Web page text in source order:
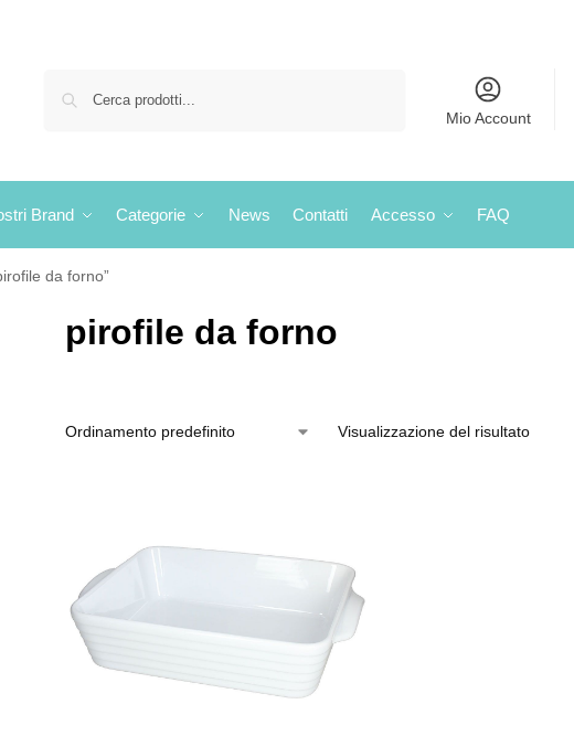
Mio Account
Brand Categorie News Contatti Accesso FAQ
da forno”
pirofile da forno
Visualizzazione del risultato